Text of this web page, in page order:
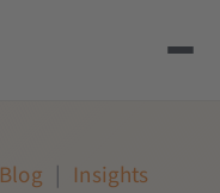
Blog | Insights